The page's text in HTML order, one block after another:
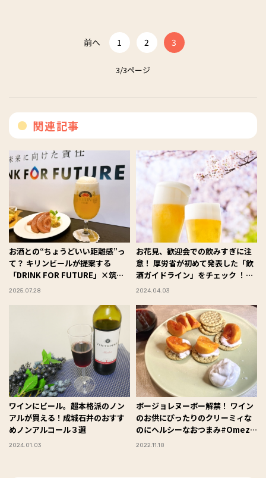
前へ 1 2 3
3/3ページ
関連記事
お酒との“ちょうどいい距離感”っ
て？ キリンビールが提案する
「DRINK FOR FUTURE」×筑波
大学の共同研究に注目！
2025.07.28
お花見、歓迎会での飲みすぎに注
意！ 厚労省が初めて発表した「飲
酒ガイドライン」をチェック ！＃
Omezaトーク
2024.04.03
ワインにビール。超本格派のノン
アルが買える！成城石井のおすす
めノンアルコール３選
2024.01.03
ボージョレヌーボー解禁！ ワイン
のお供にぴったりのクリーミィな
のにヘルシーなおつまみ#Omeza
トーク
2022.11.18